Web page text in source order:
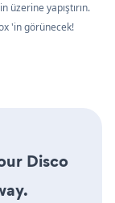
üzerine yapıştırın.
'in görünecek!
Disco